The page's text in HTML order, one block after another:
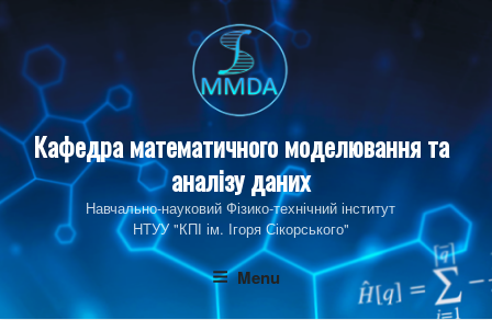
content
Кафедра математичного моделювання та
аналізу даних
Навчально-науковий Фізико‑технічний інститут
НТУУ "КПІ ім. Ігоря Сікорського"
Menu